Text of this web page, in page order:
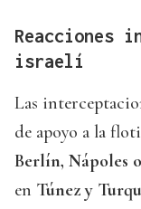
Reacciones
israelí
Las
de apoyo a la
Berlín, Nápoles
en Túnez y